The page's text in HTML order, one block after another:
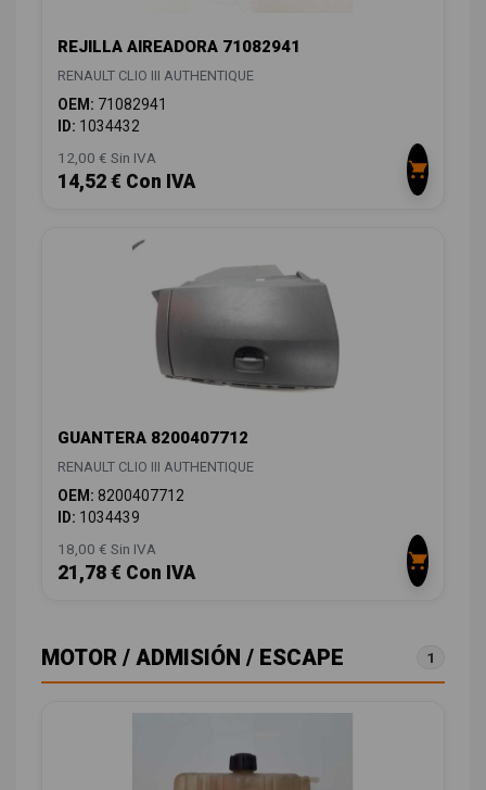
REJILLA AIREADORA 71082941
RENAULT CLIO III AUTHENTIQUE
OEM: 71082941
ID: 1034432
12,00 € Sin IVA
14,52 € Con IVA
GUANTERA 8200407712
RENAULT CLIO III AUTHENTIQUE
OEM: 8200407712
ID: 1034439
18,00 € Sin IVA
21,78 € Con IVA
MOTOR / ADMISIÓN / ESCAPE 1